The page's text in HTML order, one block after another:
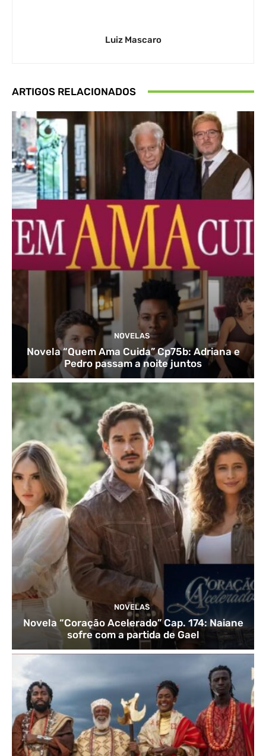
Luiz Mascaro
ARTIGOS RELACIONADOS
NOVELAS
Novela “Quem Ama Cuida” Cp75b: Adriana e
Pedro passam a noite juntos
NOVELAS
Novela “Coração Acelerado” Cap. 174: Naiane
sofre com a partida de Gael